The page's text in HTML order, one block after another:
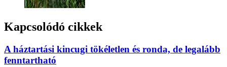
Kapcsolódó cikkek
A háztartási kincugi tökéletlen és ronda, de legalább
fenntartható